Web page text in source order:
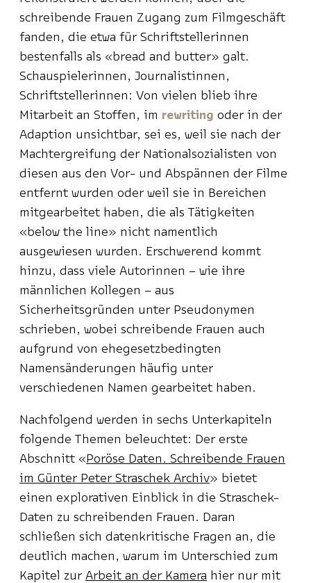
schreibende Frauen Zugang zum Filmgeschäft
fanden, die etwa für Schriftstellerinnen
bestenfalls als «bread and butter» galt.
Schauspielerinnen, Journalistinnen,
Schriftstellerinnen: Von vielen blieb ihre
Mitarbeit an Stoffen, im rewriting oder in der
Adaption unsichtbar, sei es, weil sie nach der
Machtergreifung der Nationalsozialisten von
diesen aus den Vor- und Abspännen der Filme
entfernt wurden oder weil sie in Bereichen
mitgearbeitet haben, die als Tätigkeiten
«below the line» nicht namentlich
ausgewiesen wurden. Erschwerend kommt
hinzu, dass viele Autorinnen – wie ihre
männlichen Kollegen – aus
Sicherheitsgründen unter Pseudonymen
schrieben, wobei schreibende Frauen auch
aufgrund von ehegesetzbedingten
Namensänderungen häufig unter
verschiedenen Namen gearbeitet haben.
Nachfolgend werden in sechs Unterkapiteln
folgende Themen beleuchtet: Der erste
Abschnitt «Poröse Daten. Schreibende Frauen
im Günter Peter Straschek Archiv» bietet
einen explorativen Einblick in die Straschek-
Daten zu schreibenden Frauen. Daran
schließen sich datenkritische Fragen an, die
deutlich machen, warum im Unterschied zum
Kapitel zur Arbeit an der Kamera hier nur mit